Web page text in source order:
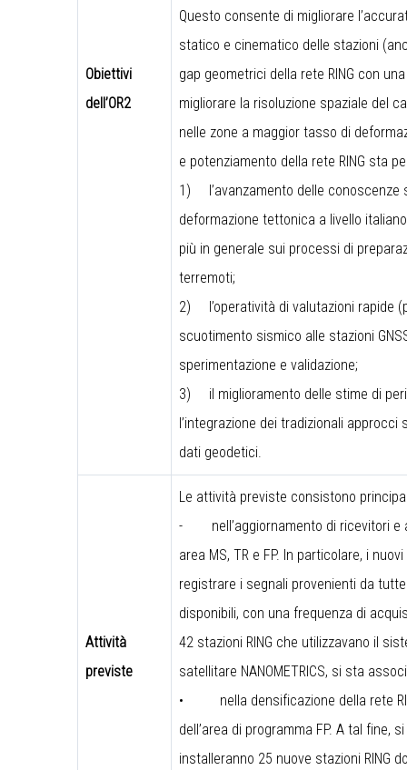
Obiettivi
dell’OR2
Questo consente di migliorare
statico e cinematico delle stazioni
gap geometrici della rete RING con
migliorare la risoluzione spaziale del
nelle zone a maggior tasso di
e potenziamento della rete RING sta
1)
l’avanzamento delle
deformazione tettonica a livello
più in generale sui processi di
terremoti;
2)
l’operatività di valutazioni rapide
scuotimento sismico alle stazioni
sperimentazione e validazione;
3) il miglioramento delle stime di
l’integrazione dei tradizionali
dati geodetici.
Attività
previste
Le attività previste consistono
- nell’aggiornamento di ricevitori
area MS, TR e FP. In particolare, i
registrare i segnali provenienti da
disponibili, con una frequenza di
42 stazioni RING che utilizzavano il
satellitare NANOMETRICS, si sta
• nella densificazione della rete
dell’area di programma FP. A tal fine,
installeranno 25 nuove stazioni RING